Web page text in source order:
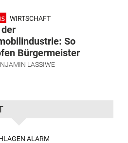
WIRTSCHAFT
So
Bürgermeister
LASSIWE
ALARM